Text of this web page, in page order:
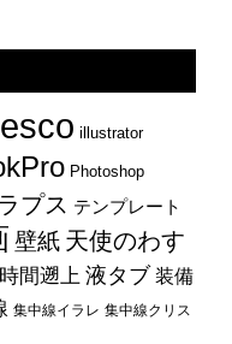
illustrator
Photoshop
プス テンプレート
壁紙 天使のわす
時間遡上 液タブ 装備
集中線イラレ
集中線クリス